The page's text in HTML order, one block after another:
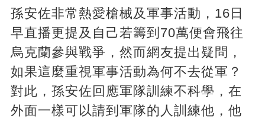
孫安佐非常熱愛槍械及軍事活動，16日
早直播更提及自己若籌到70萬便會飛往
烏克蘭參與戰爭，然而網友提出疑問，
如果這麼重視軍事活動為何不去從軍？
對此，孫安佐回應軍隊訓練不科學，在
外面一樣可以請到軍隊的人訓練他，他